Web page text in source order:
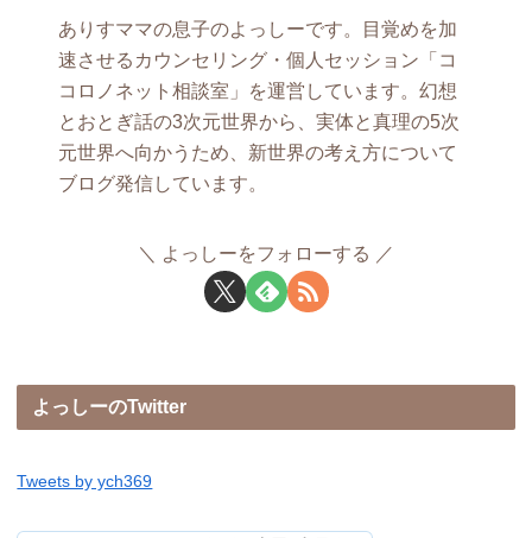
ありすママの息子のよっしーです。目覚めを加
速させるカウンセリング・個人セッション「コ
コロノネット相談室」を運営しています。幻想
とおとぎ話の3次元世界から、実体と真理の5次
元世界へ向かうため、新世界の考え方について
ブログ発信しています。
よっしーをフォローする
よっしーのTwitter
Tweets by ych369